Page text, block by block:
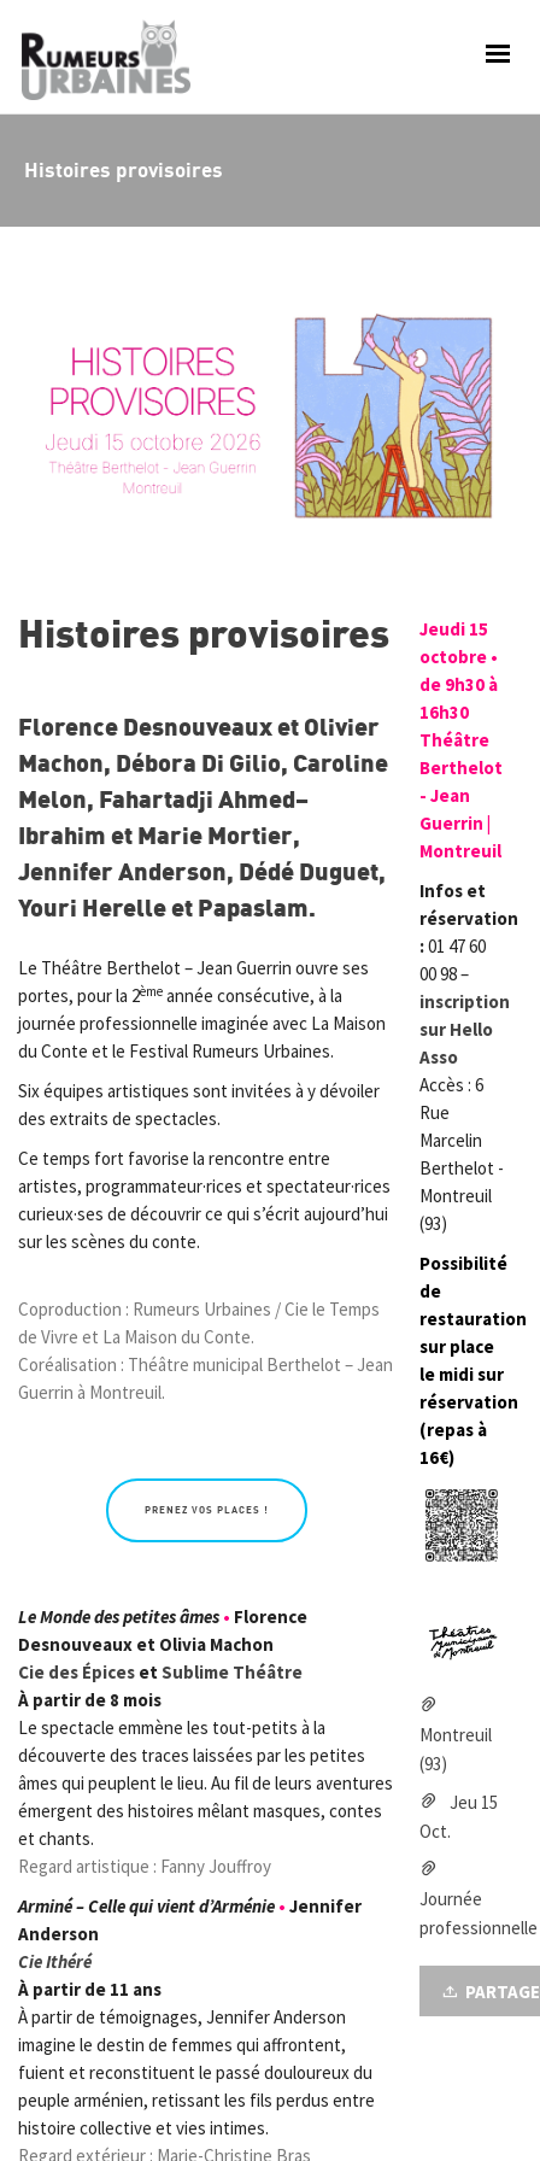
Histoires provisoires
Histoires provisoires
Florence Desnouveaux et Olivier
Machon, Débora Di Gilio, Caroline
Melon, Fahartadji Ahmed–
Ibrahim et Marie Mortier,
Jennifer Anderson, Dédé Duguet,
Youri Herelle et Papaslam.
Le Théâtre Berthelot – Jean Guerrin ouvre ses
portes, pour la 2ème année consécutive, à la
journée professionnelle imaginée avec La Maison
du Conte et le Festival Rumeurs Urbaines.
Six équipes artistiques sont invitées à y dévoiler
des extraits de spectacles.
Ce temps fort favorise la rencontre entre
artistes, programmateur·rices et spectateur·rices
curieux·ses de découvrir ce qui s’écrit aujourd’hui
sur les scènes du conte.
Coproduction : Rumeurs Urbaines / Cie le Temps
de Vivre et La Maison du Conte.
Coréalisation : Théâtre municipal Berthelot – Jean
Guerrin à Montreuil.
PRENEZ VOS PLACES !
Le Monde des petites âmes • Florence
Desnouveaux et Olivia Machon
Cie des Épices etSublime Théâtre
À partir de 8 mois
Le spectacle emmène les tout-petits à la
découverte des traces laissées par les petites
âmes qui peuplent le lieu. Au fil de leurs aventures
émergent des histoires mêlant masques, contes
et chants.
Regard artistique : Fanny Jouffroy
Arminé – Celle qui vient d’Arménie • Jennifer
Anderson
Cie Ithéré
À partir de 11 ans
À partir de témoignages, Jennifer Anderson
imagine le destin de femmes qui affrontent,
fuient et reconstituent le passé douloureux du
peuple arménien, retissant les fils perdus entre
histoire collective et vies intimes.
Regard extérieur : Marie-Christine Bras
Jeudi 15
octobre •
de 9h30 à
16h30
Théâtre
Berthelot
- Jean
Guerrin |
Montreuil
Infos et
réservation
:01 47 60
00 98 –
inscription
sur Hello
Asso
Accès : 6
Rue
Marcelin
Berthelot -
Montreuil
(93)
Possibilité
de
restauration
sur place
le midi sur
réservation
(repas à
16€)
Montreuil
(93)
Jeu 15
Oct.
Journée
professionnelle